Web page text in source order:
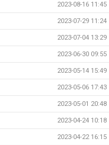
2023-08-16 11:45
2023-07-29 11:24
2023-07-04 13:29
2023-06-30 09:55
2023-05-14 15:49
2023-05-06 17:43
2023-05-01 20:48
2023-04-24 10:18
2023-04-22 16:15